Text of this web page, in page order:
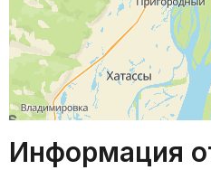
Информация
Техподдержка
+7 (999) 949-50-74
reklama@yaknet.com
8 (800) 300-69-98